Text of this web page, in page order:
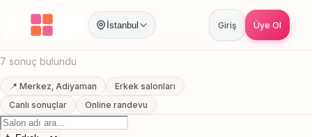
İstanbul Giriş Üye Ol
Anasayfa / Adiyaman / / Erkek Kuaförü
Merkez, Adiyaman Erkek Kuaförü
7 sonuç bulundu
📍 Merkez, Adiyaman
Erkek salonları
Canlı sonuçlar
Online randevu